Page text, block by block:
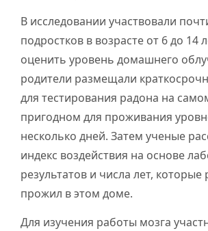
В исследовании участвовали
подростков в возрасте от 6 до 14
оценить уровень домашнего
родители размещали
для тестирования радона на
пригодном для проживания
несколько дней. Затем ученые
индекс воздействия на основе
результатов и числа лет, которые
прожил в этом доме.
Для изучения работы мозга